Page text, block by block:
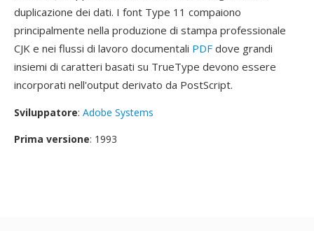
duplicazione dei dati. I font Type 11 compaiono
principalmente nella produzione di stampa professionale
CJK e nei flussi di lavoro documentali PDF dove grandi
insiemi di caratteri basati su TrueType devono essere
incorporati nell'output derivato da PostScript.
Sviluppatore: Adobe Systems
Prima versione: 1993